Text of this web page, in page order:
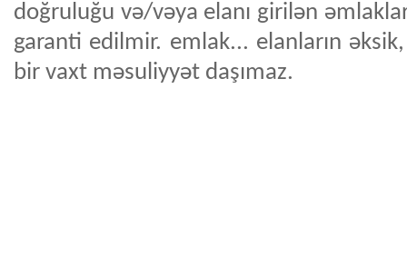
doğruluğu və/vəya elanı girilən
garanti edilmir. emlak... elanların
bir vaxt məsuliyyət daşımaz.